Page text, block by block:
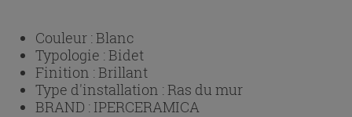
Couleur :Blanc
Typologie :Bidet
Finition :Brillant
Type d'installation :Ras du mur
BRAND : IPERCERAMICA